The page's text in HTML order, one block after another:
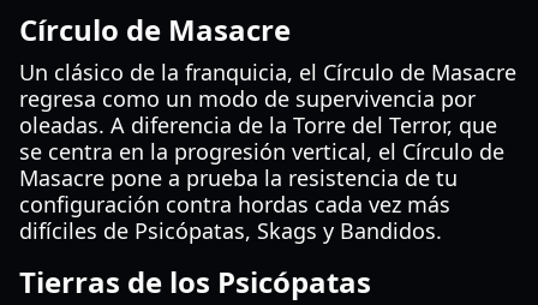
Círculo de Masacre
Un clásico de la franquicia, el Círculo de Masacre
regresa como un modo de supervivencia por
oleadas. A diferencia de la Torre del Terror, que
se centra en la progresión vertical, el Círculo de
Masacre pone a prueba la resistencia de tu
configuración contra hordas cada vez más
difíciles de Psicópatas, Skags y Bandidos.
Tierras de los Psicópatas